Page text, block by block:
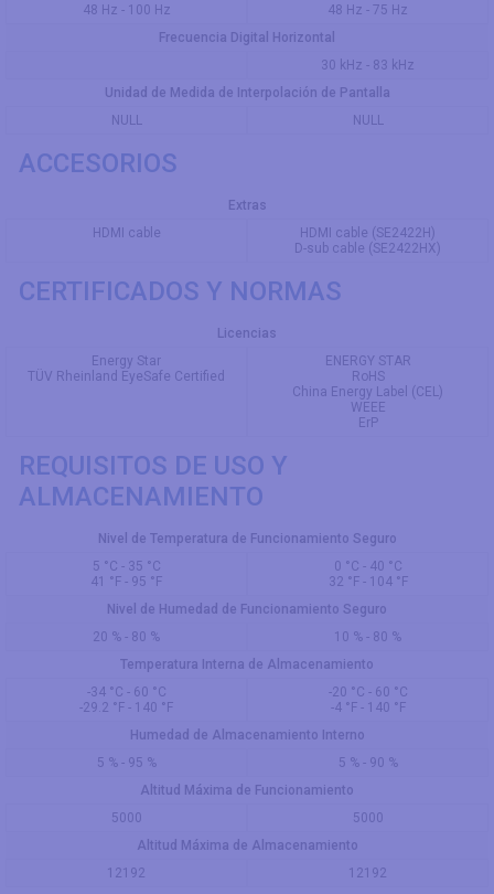
48 Hz - 100 Hz
48 Hz - 75 Hz
Frecuencia Digital Horizontal
30 kHz - 83 kHz
Unidad de Medida de Interpolación de Pantalla
NULL
NULL
ACCESORIOS
Extras
HDMI cable
HDMI cable (SE2422H)
D-sub cable (SE2422HX)
CERTIFICADOS Y NORMAS
Licencias
Energy Star
TÜV Rheinland EyeSafe Certified
ENERGY STAR
RoHS
China Energy Label (CEL)
WEEE
ErP
REQUISITOS DE USO Y
ALMACENAMIENTO
Nivel de Temperatura de Funcionamiento Seguro
5 °C - 35 °C
41 °F - 95 °F
0 °C - 40 °C
32 °F - 104 °F
Nivel de Humedad de Funcionamiento Seguro
20 % - 80 %
10 % - 80 %
Temperatura Interna de Almacenamiento
-34 °C - 60 °C
-29.2 °F - 140 °F
-20 °C - 60 °C
-4 °F - 140 °F
Humedad de Almacenamiento Interno
5 % - 95 %
5 % - 90 %
Altitud Máxima de Funcionamiento
5000
5000
Altitud Máxima de Almacenamiento
12192
12192